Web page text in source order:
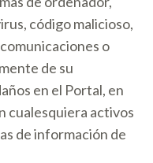
código malicioso,
o
de su
en el Portal, en
cualesquiera activos
de información de